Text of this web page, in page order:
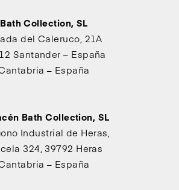
Bath Collection, SL
del Caleruco, 21A
Santander – España
– España
Bath Collection, SL
Industrial de Heras,
324, 39792 Heras
– España